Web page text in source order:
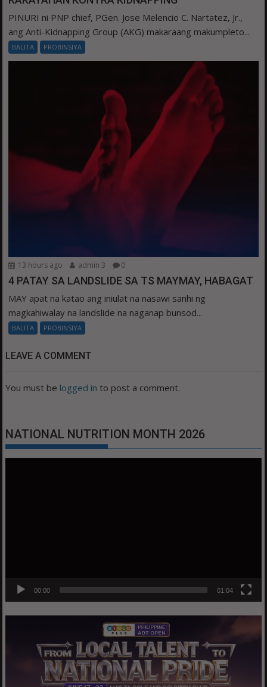
PINURI ni PNP chief, PGen. Jose Melencio C. Nartatez, Jr.,
ang Anti-Kidnapping Group (AKG) makaraang makumpleto...
BALITA PROBINSIYA
13 hours ago admin 3 0
4 PATAY SA LANDSLIDE SA TS MAYMAY, HABAGAT
MAY apat na katao ang iniulat na nasawi sanhi ng
magkahiwalay na landslide na naganap bunsod...
BALITA PROBINSIYA
LEAVE A COMMENT
You must be logged in to post a comment.
NATIONAL NUTRITION MONTH 2026
00:00 01:04